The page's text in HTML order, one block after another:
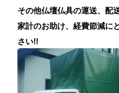
その他仏壇仏具の運送、配
家計のお助け、経費節減に
さい!!